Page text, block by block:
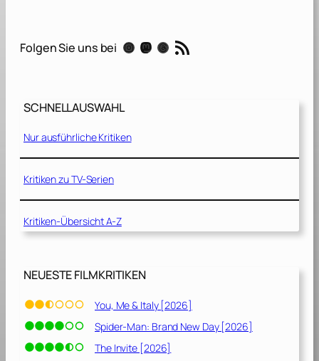
l
0
1
]
Folgen Sie uns bei Instagram Mastodon Threads RSS-Feed
SCHNELLAUSWAHL
Nur ausführliche Kritiken
Kritiken zu TV-Serien
Kritiken-Übersicht A-Z
NEUESTE FILMKRITIKEN
You, Me & Italy [2026]
Spider-Man: Brand New Day [2026]
The Invite [2026]